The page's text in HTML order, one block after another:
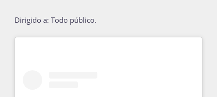
Dirigido a: Todo público.